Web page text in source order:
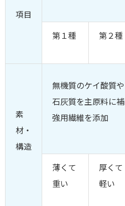
項目
第１種
第２種
素
材・
構造
無機質のケイ酸質や
石灰質を主原料に補
強用繊維を添加
薄くて
重い
厚くて
軽い